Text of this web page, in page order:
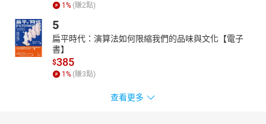
1% (賺2點)
5
扁平時代：演算法如何限縮我們的品味與文化【電子
書】
$385
1% (賺3點)
查看更多